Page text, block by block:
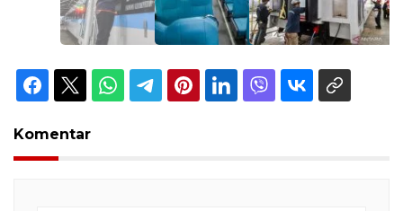
Komentar